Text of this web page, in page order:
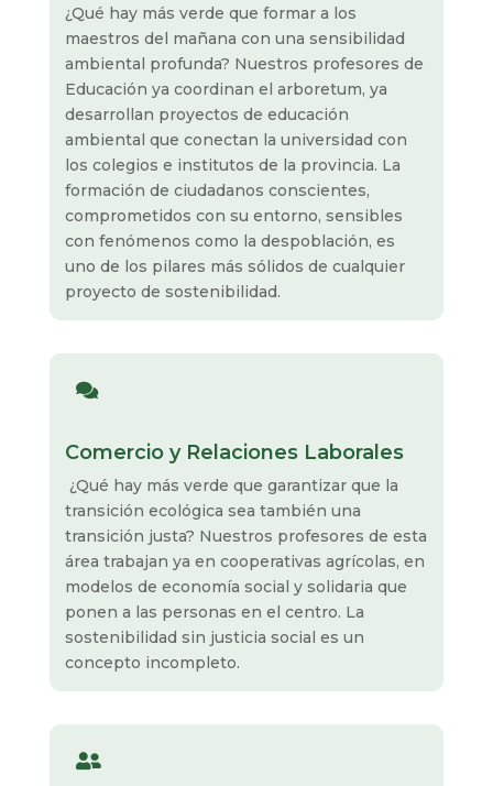
¿Qué hay más verde que formar a los
maestros del mañana con una sensibilidad
ambiental profunda? Nuestros profesores de
Educación ya coordinan el arboretum, ya
desarrollan proyectos de educación
ambiental que conectan la universidad con
los colegios e institutos de la provincia. La
formación de ciudadanos conscientes,
comprometidos con su entorno, sensibles
con fenómenos como la despoblación, es
uno de los pilares más sólidos de cualquier
proyecto de sostenibilidad.

Comercio y Relaciones Laborales
¿Qué hay más verde que garantizar que la
transición ecológica sea también una
transición justa? Nuestros profesores de esta
área trabajan ya en cooperativas agrícolas, en
modelos de economía social y solidaria que
ponen a las personas en el centro. La
sostenibilidad sin justicia social es un
concepto incompleto.
